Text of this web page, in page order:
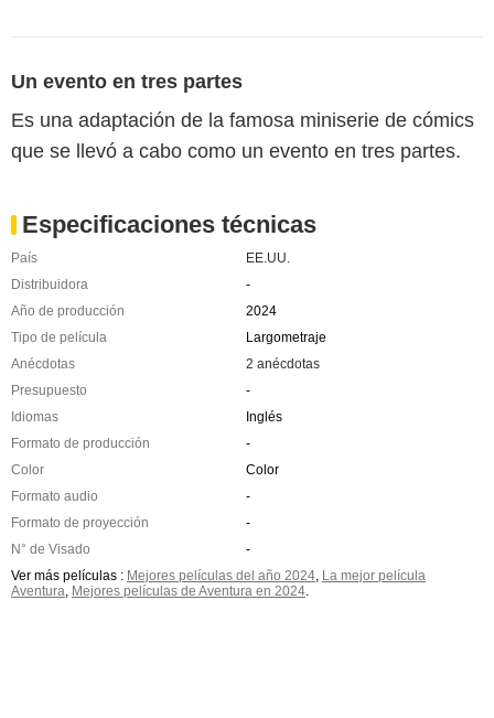
Un evento en tres partes
Es una adaptación de la famosa miniserie de cómics
que se llevó a cabo como un evento en tres partes.
Especificaciones técnicas
País
EE.UU.
Distribuidora
-
Año de producción
2024
Tipo de película
Largometraje
Anécdotas
2 anécdotas
Presupuesto
-
Idiomas
Inglés
Formato de producción
-
Color
Color
Formato audio
-
Formato de proyección
-
N° de Visado
-
Ver más películas : Mejores películas del año 2024 La mejor película
Aventura Mejores películas de Aventura en 2024